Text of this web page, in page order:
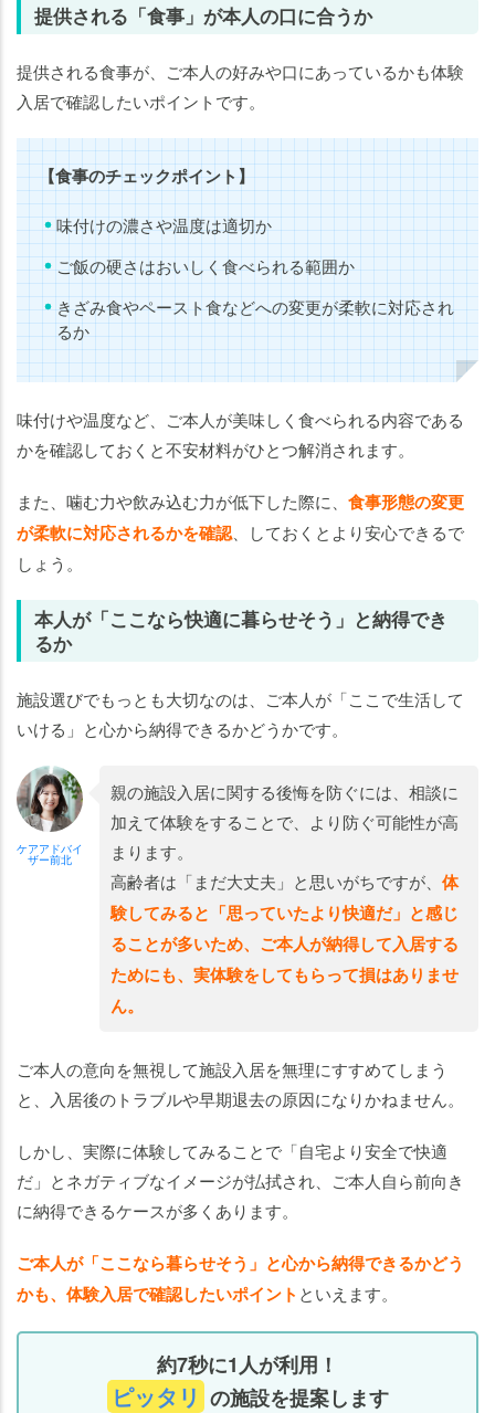
提供される「食事」が本人の口に合うか
提供される食事が、ご本人の好みや口にあっているかも体験
入居で確認したいポイントです。
【食事のチェックポイント】
味付けの濃さや温度は適切か
ご飯の硬さはおいしく食べられる範囲か
きざみ食やペースト食などへの変更が柔軟に対応され
るか
味付けや温度など、ご本人が美味しく食べられる内容である
かを確認しておくと不安材料がひとつ解消されます。
また、噛む力や飲み込む力が低下した際に、 食事形態の変更
が柔軟に対応されるかを確認 、しておくとより安心できるで
しょう。
本人が「ここなら快適に暮らせそう」と納得でき
るか
施設選びでもっとも大切なのは、ご本人が「ここで生活して
いける」と心から納得できるかどうかです。
ケアアドバイ
ザー前北
親の施設入居に関する後悔を防ぐには、相談に
加えて体験をすることで、より防ぐ可能性が高
まります。
高齢者は「まだ大丈夫」と思いがちですが、 体
験してみると「思っていたより快適だ」と感じ
ることが多いため、ご本人が納得して入居する
ためにも、実体験をしてもらって損はありませ
ん。
ご本人の意向を無視して施設入居を無理にすすめてしまう
と、入居後のトラブルや早期退去の原因になりかねません。
しかし、実際に体験してみることで「自宅より安全で快適
だ」とネガティブなイメージが払拭され、ご本人自ら前向き
に納得できるケースが多くあります。
ご本人が「ここなら暮らせそう」と心から納得できるかどう
かも、体験入居で確認したいポイント といえます。
約7秒に1人が利用！
ピッタリ の施設を提案します